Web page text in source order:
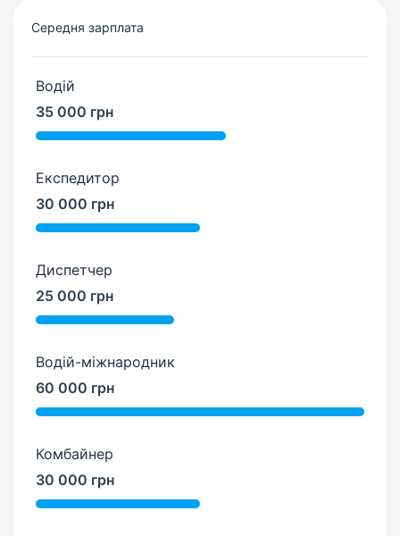
Середня зарплата
Водій
35 000 грн
Експедитор
30 000 грн
Диспетчер
25 000 грн
Водій-міжнародник
60 000 грн
Комбайнер
30 000 грн